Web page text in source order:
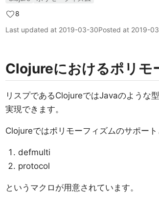
8
Last updated at 2019-03-30Posted at 2019-
Clojureにおけるポリモ
リスプであるClojureではJavaのような
実現できます。
Clojureではポリモーフィズムのサポート
defmulti
protocol
というマクロが用意されています。